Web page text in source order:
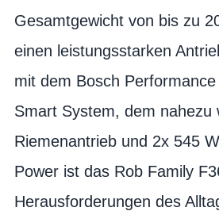
Gesamtgewicht von bis zu
einen leistungsstarken
mit dem Bosch
Smart System, dem nahezu
Riemenantrieb und 2x 545
Power ist das Rob Family
Herausforderungen des